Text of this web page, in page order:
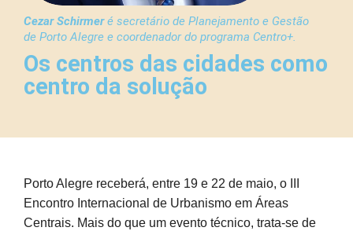
Cezar Schirmeré secretário de Planejamento e Gestão
de Porto Alegre e coordenador do programa Centro+.
Os centros das cidades como
centro da solução
Porto Alegre receberá, entre 19 e 22 de maio, o III
Encontro Internacional de Urbanismo em Áreas
Centrais. Mais do que um evento técnico, trata-se de